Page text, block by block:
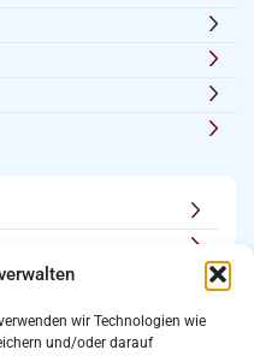
wir Technologien wie
und/oder darauf